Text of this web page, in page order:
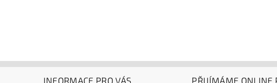
INFORMACE PRO VÁS PŘIJÍMÁME ONLINE